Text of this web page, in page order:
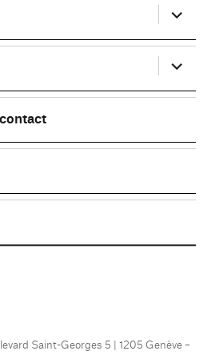
ouvrir
le
sous-
menu
ouvrir
le
sous-
menu
Saint-Georges 5 | 1205 Genève –